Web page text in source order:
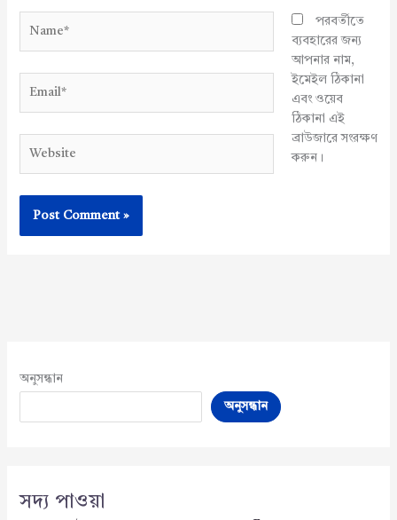
পরবর্তীতে
ব্যবহারের জন্য
আপনার নাম,
ইমেইল ঠিকানা
এবং ওয়েব
ঠিকানা এই
ব্রাউজারে সংরক্ষণ
করুন।
অনুসন্ধান
অনুসন্ধান
সদ্য পাওয়া